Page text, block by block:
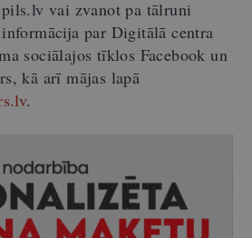
vai zvanot pa tālruni
par Digitālā centra
sociālajos tīklos Facebook un
kā arī mājas lapā
.